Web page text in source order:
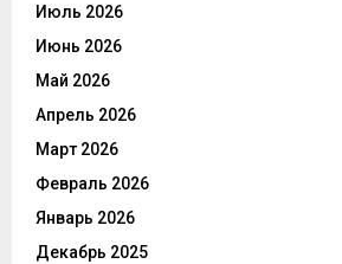
Июль 2026
Июнь 2026
Май 2026
Апрель 2026
Март 2026
Февраль 2026
Январь 2026
Декабрь 2025